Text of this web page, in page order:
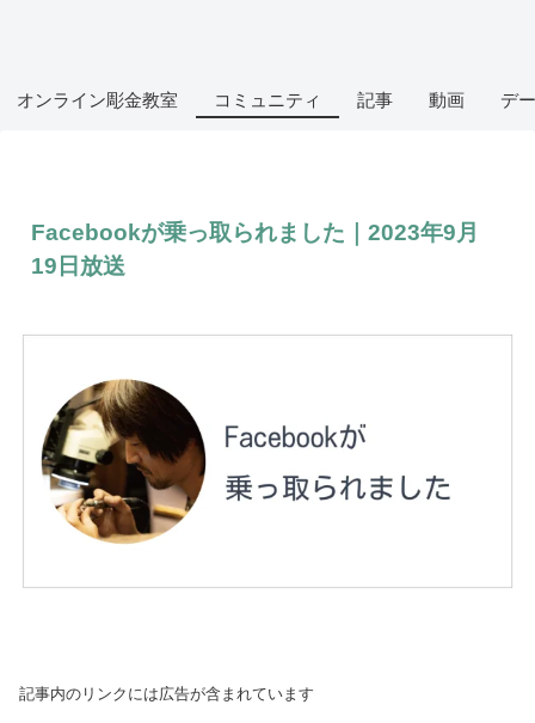
オンライン彫金教室 コミュニティ 記事 動画 デ
Facebookが乗っ取られました｜2023年9月
19日放送
記事内のリンクには広告が含まれています